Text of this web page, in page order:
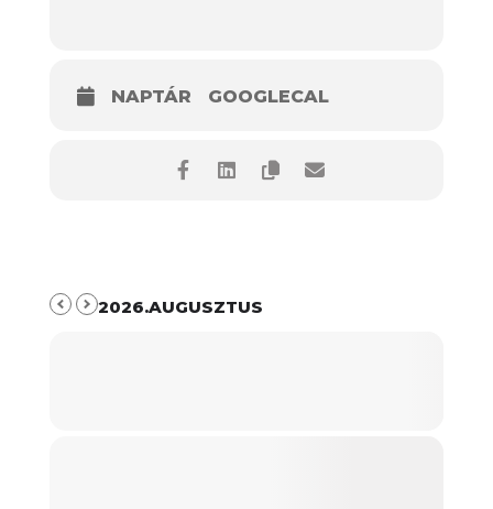
NAPTÁR GOOGLECAL
2026.AUGUSZTUS